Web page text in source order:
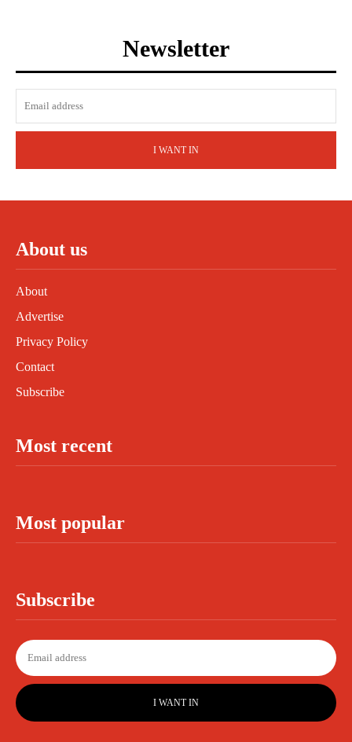
Newsletter
I WANT IN
About us
About
Advertise
Privacy Policy
Contact
Subscribe
Most recent
Most popular
Subscribe
I WANT IN